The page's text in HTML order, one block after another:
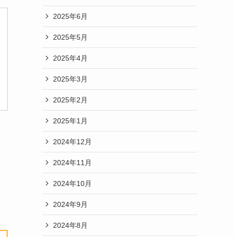
2025年6月
2025年5月
2025年4月
2025年3月
2025年2月
2025年1月
2024年12月
2024年11月
2024年10月
2024年9月
2024年8月